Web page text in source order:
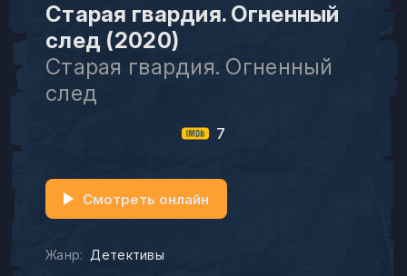
Старая гвардия. Огненный
след (2020)
Старая гвардия. Огненный
след
7
Жанр: Детективы
Смотреть онлайн